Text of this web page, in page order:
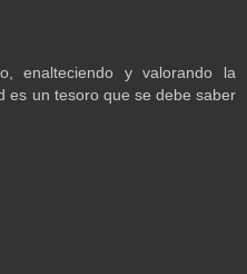
enalteciendo y valorando la
es un tesoro que se debe saber